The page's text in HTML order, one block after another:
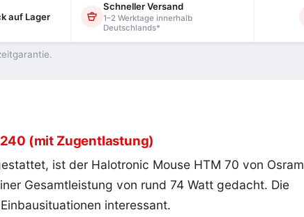
auf Lager
Schneller Versand
1–2 Werktage innerhalb
Deutschlands*
(mit Zugentlastung)
ist der Halotronic Mouse HTM 70 von Osram
Gesamtleistung von rund 74 Watt gedacht. Die
interessant.